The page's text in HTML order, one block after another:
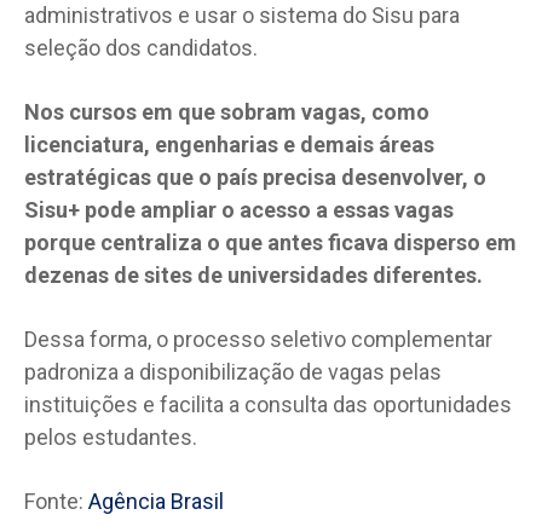
administrativos e usar o sistema do Sisu para
seleção dos candidatos.
Nos cursos em que sobram vagas, como
licenciatura, engenharias e demais áreas
estratégicas que o país precisa desenvolver, o
Sisu+ pode ampliar o acesso a essas vagas
porque centraliza o que antes ficava disperso em
dezenas de sites de universidades diferentes.
Dessa forma, o processo seletivo complementar
padroniza a disponibilização de vagas pelas
instituições e facilita a consulta das oportunidades
pelos estudantes.
Fonte: Agência Brasil